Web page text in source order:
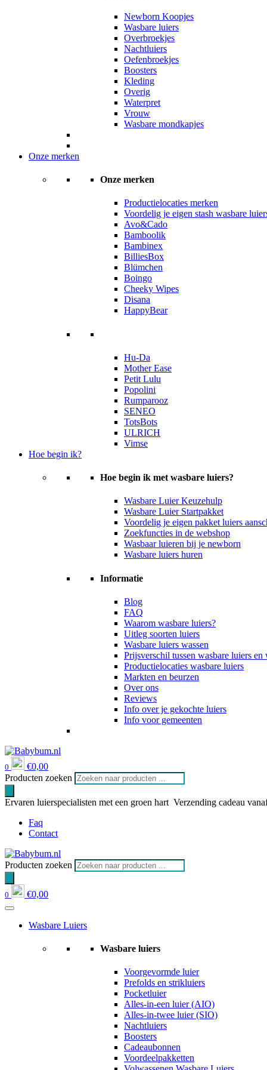
Newborn Koopjes
Wasbare luiers
Overbroekjes
Nachtluiers
Oefenbroekjes
Boosters
Kleding
Overig
Waterpret
Vrouw
Wasbare mondkapjes
Onze merken
Onze merken
Productielocaties merken
Voordelig je eigen stash wasbare
Avo&Cado
Bamboolik
Bambinex
BilliesBox
Blümchen
Boingo
Cheeky Wipes
Disana
HappyBear
Hu-Da
Mother Ease
Petit Lulu
Popolini
Rumparooz
SENEO
TotsBots
ULRICH
Vimse
Hoe begin ik?
Hoe begin ik met wasbare luiers?
Wasbare Luier Keuzehulp
Wasbare Luier Startpakket
Voordelig je eigen pakket luiers
Zoekfuncties in de webshop
Wasbaar luieren bij je newborn
Wasbare luiers huren
Informatie
Blog
FAQ
Waarom wasbare luiers?
Uitleg soorten luiers
Wasbare luiers wassen
Prijsverschil tussen wasbare luiers
Productielocaties wasbare luiers
Markten en beurzen
Over ons
Reviews
Info over je gekochte luiers
Info voor gemeenten
0 €0,00
Producten zoeken
Ervaren luierspecialisten met een groen hart Verzending cadeau
Faq
Contact
Producten zoeken
0 €0,00
Wasbare Luiers
Wasbare luiers
Voorgevormde luier
Prefolds en strikluiers
Pocketluier
Alles-in-een luier (AIO)
Alles-in-twee luier (SIO)
Nachtluiers
Boosters
Cadeaubonnen
Voordeelpakketten